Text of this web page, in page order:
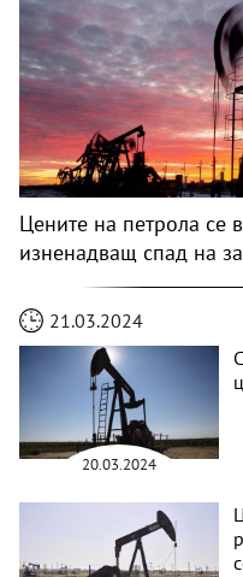
Цените на петрола се
изненадващ спад на
21.03.2024
20.03.2024